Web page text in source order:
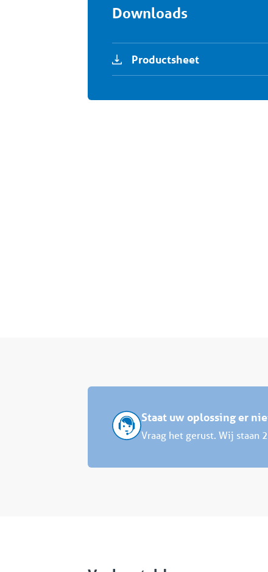
Downloads
Productsheet
Staat uw oplossing er
Vraag het gerust. Wij staan